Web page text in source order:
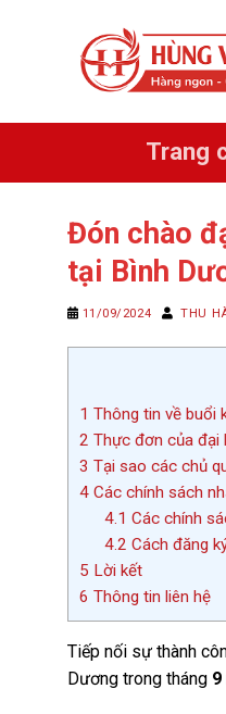
Trang
Đón chào
tại Bình
11/09/2024 THU
1 Thông tin về buổi
2 Thực đơn của đại
3 Tại sao các chủ
4 Các chính sách
4.1 Các chính
4.2 Cách đăng
5 Lời kết
6 Thông tin liên hệ
Tiếp nối sự thành
Dương trong tháng 9